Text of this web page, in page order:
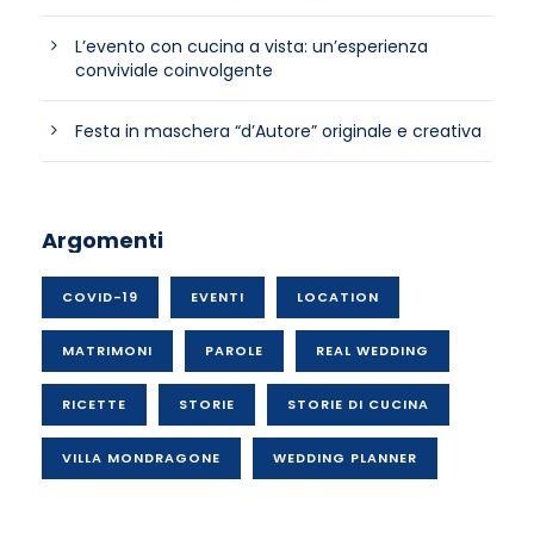
L’evento con cucina a vista: un’esperienza
conviviale coinvolgente
Festa in maschera “d’Autore” originale e creativa
Argomenti
COVID-19 EVENTI LOCATION
MATRIMONI PAROLE REAL WEDDING
RICETTE STORIE STORIE DI CUCINA
VILLA MONDRAGONE WEDDING PLANNER